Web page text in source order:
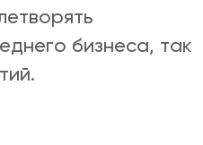
бизнеса, так